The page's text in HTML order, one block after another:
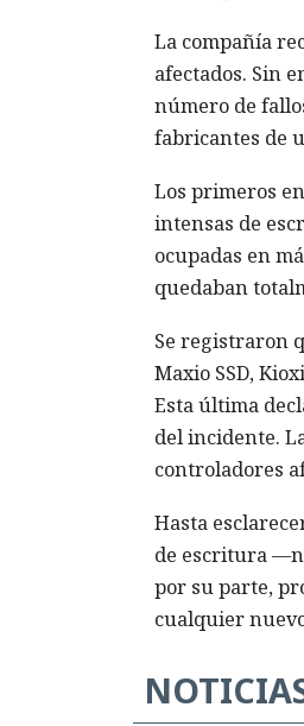
La compañía
afectados. Sin
número de
fabricantes de
Los primeros
intensas de
ocupadas en
quedaban
Se registraron
Maxio SSD,
Esta última
del incidente.
controladores
Hasta
de escritura
por su parte,
cualquier